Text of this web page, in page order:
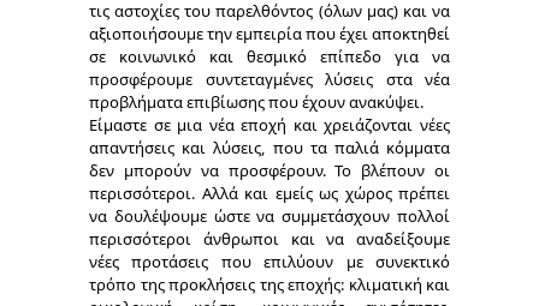
τις αστοχίες του παρελθόντος (όλων μας) και να
αξιοποιήσουμε την εμπειρία που έχει αποκτηθεί
σε κοινωνικό και θεσμικό επίπεδο για να
προσφέρουμε συντεταγμένες λύσεις στα νέα
προβλήματα επιβίωσης που έχουν ανακύψει.
Είμαστε σε μια νέα εποχή και χρειάζονται νέες
απαντήσεις και λύσεις, που τα παλιά κόμματα
δεν μπορούν να προσφέρουν. Το βλέπουν οι
περισσότεροι. Αλλά και εμείς ως χώρος πρέπει
να δουλέψουμε ώστε να συμμετάσχουν πολλοί
περισσότεροι άνθρωποι και να αναδείξουμε
νέες προτάσεις που επιλύουν με συνεκτικό
τρόπο της προκλήσεις της εποχής: κλιματική και